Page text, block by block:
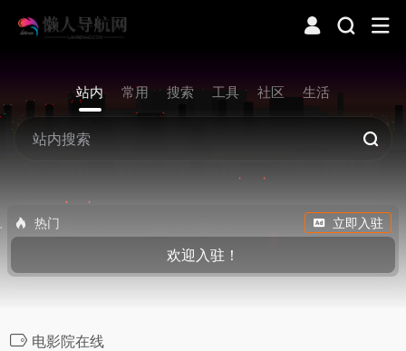
站内 常用 搜索 工具 社区 生活
热门 立即入驻
欢迎入驻！
电影院在线